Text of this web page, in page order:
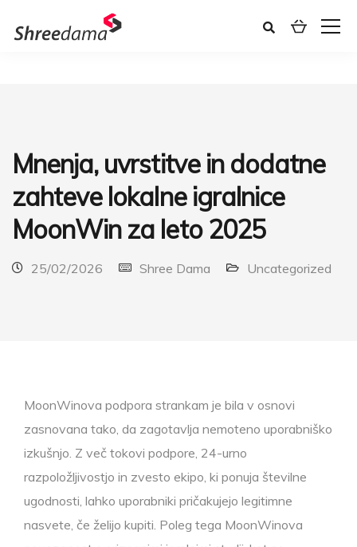
Mnenja, uvrstitve in dodatne
zahteve lokalne igralnice
MoonWin za leto 2025
25/02/2026 Shree Dama Uncategorized
MoonWinova podpora strankam je bila v osnovi
zasnovana tako, da zagotavlja nemoteno uporabniško
izkušnjo. Z več tokovi podpore, 24-urno
razpoložljivostjo in zvesto ekipo, ki ponuja številne
ugodnosti, lahko uporabniki pričakujejo legitimne
nasvete, če želijo kupiti. Poleg tega MoonWinova